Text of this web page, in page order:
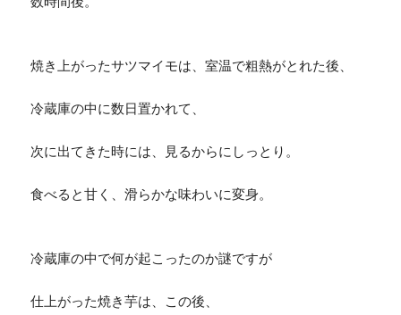
焼き上がったサツマイモは、室温で粗熱がとれた後、
冷蔵庫の中に数日置かれて、
次に出てきた時には、見るからにしっとり。
食べると甘く、滑らかな味わいに変身。
冷蔵庫の中で何が起こったのか謎ですが
仕上がった焼き芋は、この後、